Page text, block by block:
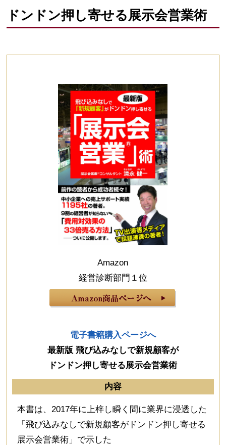
ドンドン押し寄せる展示会営業術
Amazon
経営診断部門１位
電子書籍購入ページへ
最新版 飛び込みなしで新規顧客が
ドンドン押し寄せる展示会営業術
内容
本書は、2017年に上梓し瞬く間に業界に浸透した
「飛び込みなしで新規顧客がドンドン押し寄せる
展示会営業術」で示した